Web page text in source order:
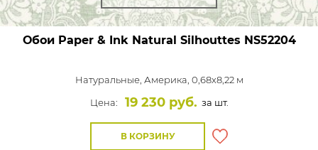
Обои Paper & Ink Natural Silhouttes NS52204
Натуральные, Америка, 0,68x8,22 м
Цена:
19 230 руб. за шт.
В КОРЗИНУ